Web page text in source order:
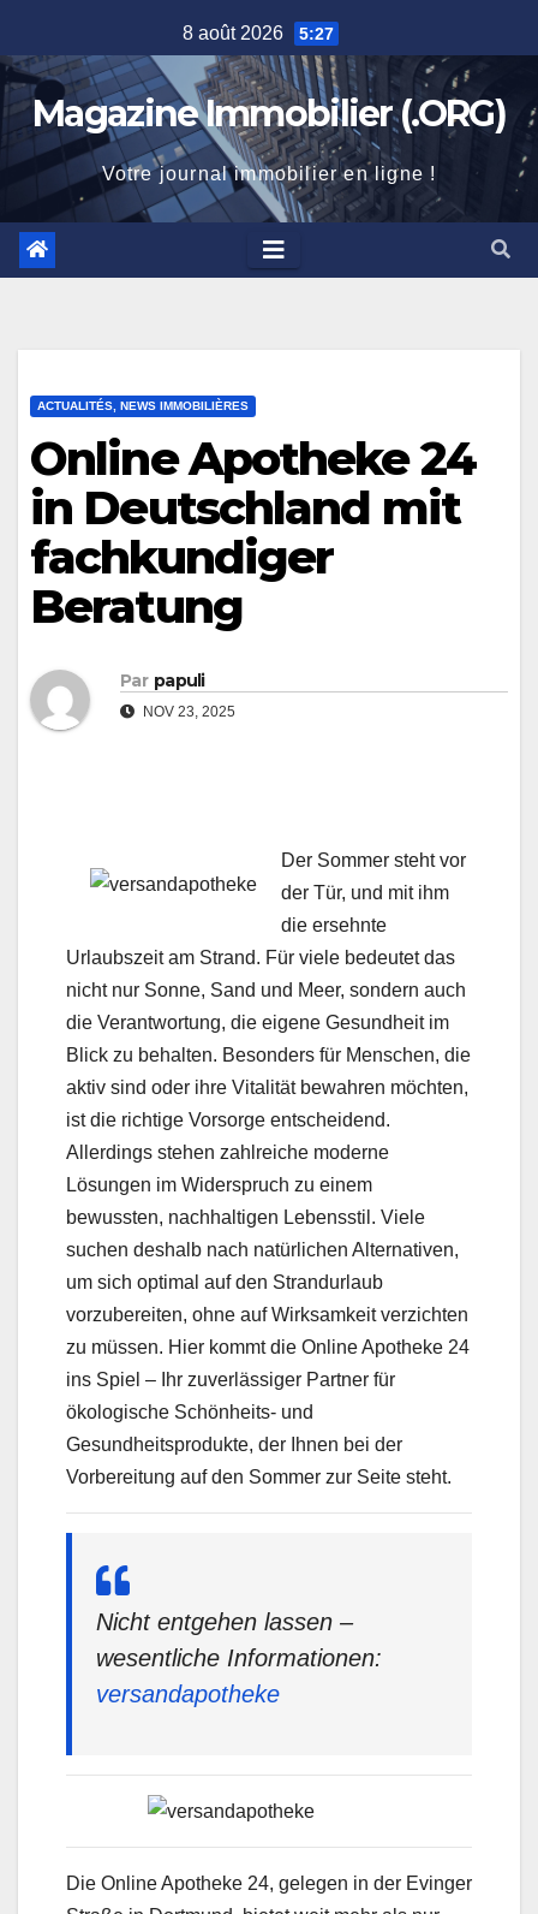
to
content
8 août 2026 5:27
Magazine Immobilier (.ORG)
Votre journal immobilier en ligne !
ACTUALITÉS, NEWS IMMOBILIÈRES
Online Apotheke 24
in Deutschland mit
fachkundiger
Beratung
Par papuli
NOV 23, 2025
Der Sommer steht vor
der Tür, und mit ihm
die ersehnte
Urlaubszeit am Strand. Für viele bedeutet das
nicht nur Sonne, Sand und Meer, sondern auch
die Verantwortung, die eigene Gesundheit im
Blick zu behalten. Besonders für Menschen, die
aktiv sind oder ihre Vitalität bewahren möchten,
ist die richtige Vorsorge entscheidend.
Allerdings stehen zahlreiche moderne
Lösungen im Widerspruch zu einem
bewussten, nachhaltigen Lebensstil. Viele
suchen deshalb nach natürlichen Alternativen,
um sich optimal auf den Strandurlaub
vorzubereiten, ohne auf Wirksamkeit verzichten
zu müssen. Hier kommt die Online Apotheke 24
ins Spiel – Ihr zuverlässiger Partner für
ökologische Schönheits- und
Gesundheitsprodukte, der Ihnen bei der
Vorbereitung auf den Sommer zur Seite steht.
Nicht entgehen lassen –
wesentliche Informationen:
versandapotheke
Die Online Apotheke 24, gelegen in der Evinger